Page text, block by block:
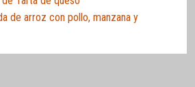
de arroz con pollo, manzana y